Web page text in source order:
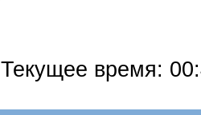
Текущее время: